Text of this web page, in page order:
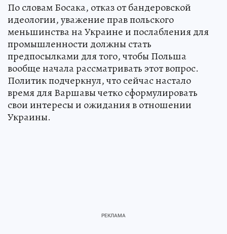
По словам Босака, отказ от бандеровской
идеологии, уважение прав польского
меньшинства на Украине и послабления для
промышленности должны стать
предпосылками для того, чтобы Польша
вообще начала рассматривать этот вопрос.
Политик подчеркнул, что сейчас настало
время для Варшавы четко сформулировать
свои интересы и ожидания в отношении
Украины.